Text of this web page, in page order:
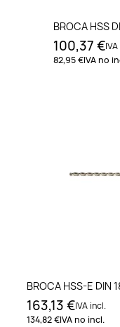
BROCA HSS
100,37 €
82,95 €IVA no
BROCA HSS-E DIN
163,13 €IVA incl.
134,82 €IVA no incl.